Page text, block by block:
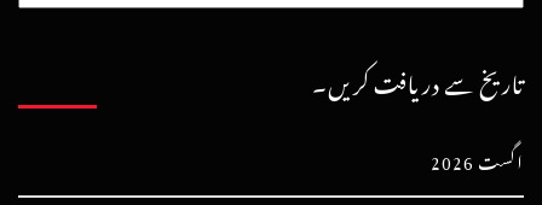
تاریخ سے دریافت کریں۔
اگست 2026